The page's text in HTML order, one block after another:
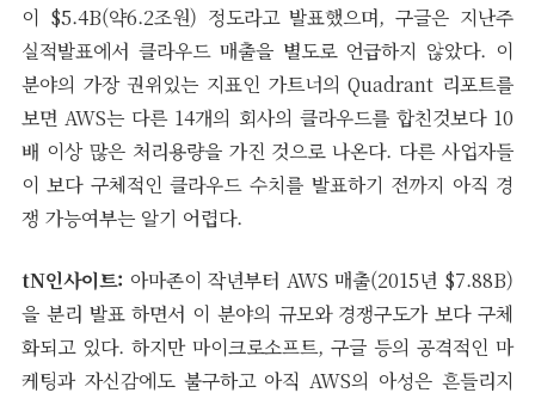
이 $5.4B(약6.2조원) 정도라고 발표했으며, 구글은 지난주
실적발표에서 클라우드 매출을 별도로 언급하지 않았다. 이
분야의 가장 권위있는 지표인 가트너의 Quadrant 리포트를
보면 AWS는 다른 14개의 회사의 클라우드를 합친것보다 10
배 이상 많은 처리용량을 가진 것으로 나온다. 다른 사업자들
이 보다 구체적인 클라우드 수치를 발표하기 전까지 아직 경
쟁 가능여부는 알기 어렵다.
tN인사이트: 아마존이 작년부터 AWS 매출(2015년 $7.88B)
을 분리 발표 하면서 이 분야의 규모와 경쟁구도가 보다 구체
화되고 있다. 하지만 마이크로소프트, 구글 등의 공격적인 마
케팅과 자신감에도 불구하고 아직 AWS의 아성은 흔들리지